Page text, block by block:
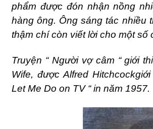
phẩm được đón nhận nồng
hàng ông. Ông sáng tác nhiều
thậm chí còn viết lời cho một số
Truyện “ Người vợ câm “ giới
Wife, đượcAlfred Hit
Let Me Do on TV “ in năm 1957.